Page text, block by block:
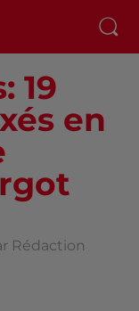
19
en
Rédaction